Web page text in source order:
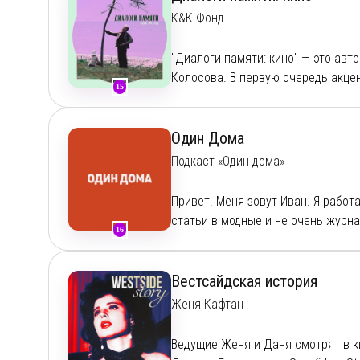
Boosty
Instagram:
Реклама и сотрудничество:
15
К&К Фонд
"Диалоги памяти: кино" — это
Колосова. В первую очередь
16
Один Дома
Подкаст «Один дома»
Привет. Меня зовут Иван. Я
статьи в модные и не очень
одновременно смешной и
подкаста у меня для вас нет.
Вестсайдская история
Женя Кафтан
Ведущие Женя и Даня смотрят в